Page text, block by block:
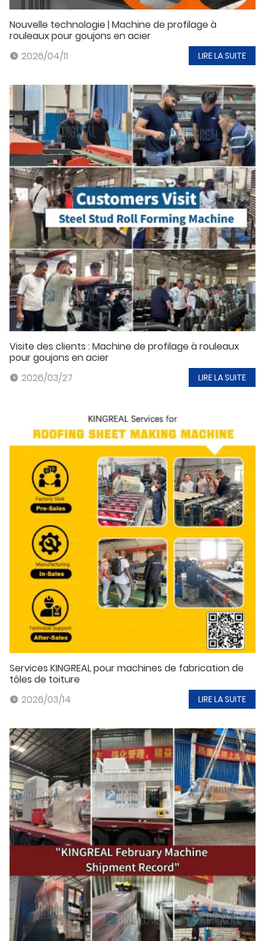
Nouvelle technologie | Machine de profilage à
rouleaux pour goujons en acier
2026/04/11
LIRE LA SUITE
Visite des clients : Machine de profilage à rouleaux
pour goujons en acier
2026/03/27
LIRE LA SUITE
Services KINGREAL pour machines de fabrication de
tôles de toiture
2026/03/14
LIRE LA SUITE